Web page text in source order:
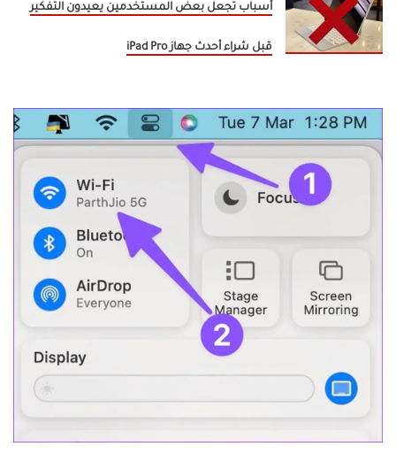
أسباب تجعل بعض المستخدمين يعيدون التفكير
قبل شراء أحدث جهاز iPad Pro